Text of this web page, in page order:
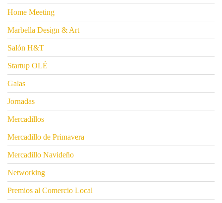
Home Meeting
Marbella Design & Art
Salón H&T
Startup OLÉ
Galas
Jornadas
Mercadillos
Mercadillo de Primavera
Mercadillo Navideño
Networking
Premios al Comercio Local